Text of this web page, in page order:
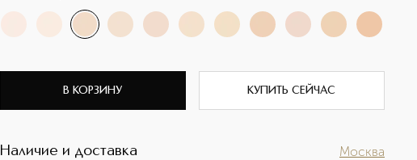
В КОРЗИНУ КУПИТЬ СЕЙЧАС
Наличие и доставка Москва